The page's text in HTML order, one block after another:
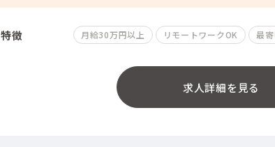
特徴 月給30万円以上 リモートワークOK 最
求人詳細を見る